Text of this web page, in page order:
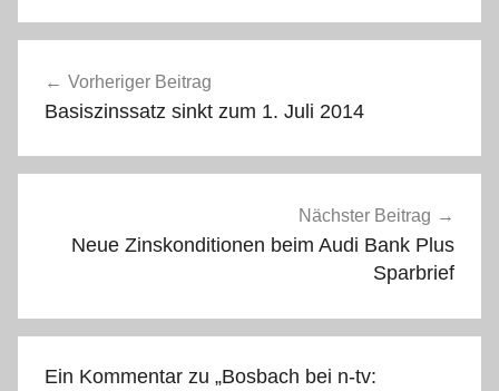
Vorheriger Beitrag
Basiszinssatz sinkt zum 1. Juli 2014
Nächster Beitrag
Neue Zinskonditionen beim Audi Bank Plus
Sparbrief
Ein Kommentar zu „Bosbach bei n-tv: